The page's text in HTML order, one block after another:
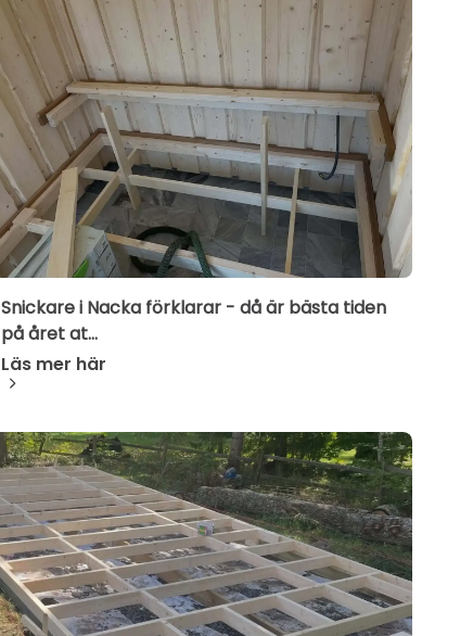
Snickare i Nacka förklarar - då är bästa tiden
på året at...
Läs mer här